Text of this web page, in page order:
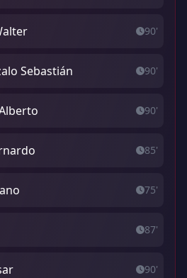
90'
Sebastián 90'
90'
85'
75'
87'
90'